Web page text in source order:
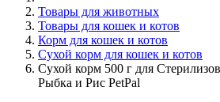
Товары для животных
Товары для кошек и котов
Корм для кошек и котов
Сухой корм для кошек и котов
Сухой корм 500 г для
Рыбка и Рис PetPal